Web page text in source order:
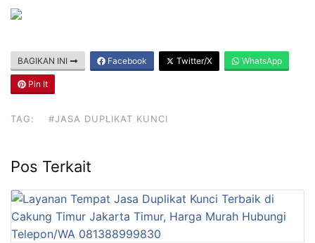
BAGIKAN INI Facebook Twitter/X WhatsApp
Pin It
TAG: #JASA DUPLIKAT KUNCI
Pos Terkait